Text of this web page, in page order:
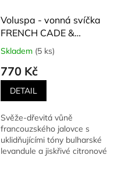
Voluspa - vonná svíčka
FRENCH CADE &
LAVENDER (Francouzský
jalovec a levandule) 156
g
Průměrné
hodnocení
produktu
5,0
5
hvězdiček.
Skladem (5 ks)
770 Kč
DETAIL
Svěže-dřevitá vůně
francouzského jalovce s
uklidňujícími tóny bulharské
levandule a jiskřivé citronové